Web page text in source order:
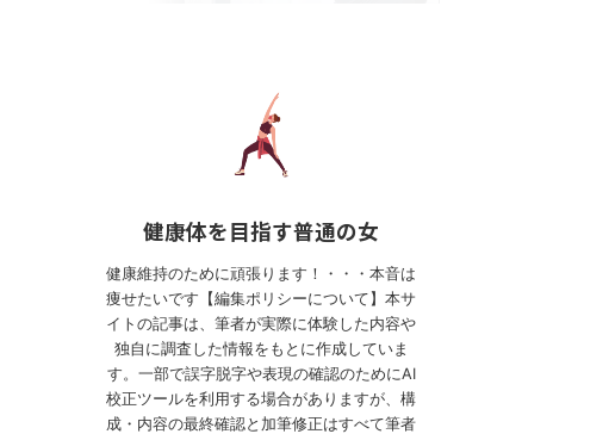
健康体を目指す普通の女
健康維持のために頑張ります！・・・本音は
痩せたいです【編集ポリシーについて】本サ
イトの記事は、筆者が実際に体験した内容や
独自に調査した情報をもとに作成していま
す。一部で誤字脱字や表現の確認のためにAI
校正ツールを利用する場合がありますが、構
成・内容の最終確認と加筆修正はすべて筆者